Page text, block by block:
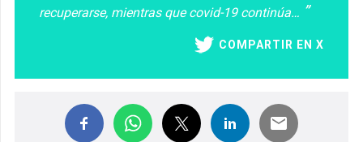
recuperarse, mientras que covid-19 continúa…
COMPARTIR EN X